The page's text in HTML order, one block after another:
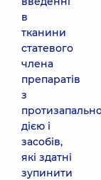
в
тканини
статевого
члена
препаратів
з
дією і
засобів,
які здатні
зупинити